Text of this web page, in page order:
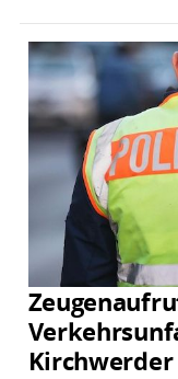
Kirchwerder